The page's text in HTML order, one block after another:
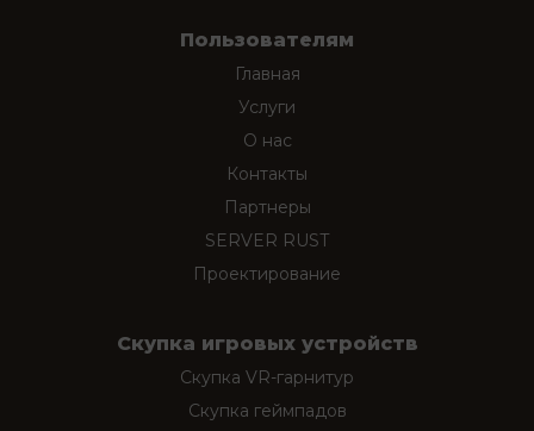
Пользователям
Главная
Услуги
О нас
Контакты
Партнеры
SERVER RUST
Проектирование
Скупка игровых устройств
Скупка VR-гарнитур
Скупка геймпадов